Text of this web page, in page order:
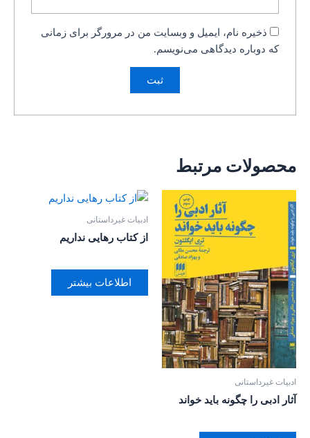
ذخیره نام، ایمیل و وبسایت من در مرورگر برای زمانی
که دوباره دیدگاهی می‌نویسم.
محصولات مرتبط
ادبیات غیرداستانی
آثار ادبی را چگونه باید خواند
ادبیات غیرداستانی
از کتاب رهایی نداریم
اطلاعات بیشتر